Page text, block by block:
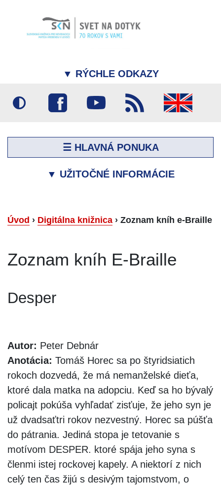
▼ RÝCHLE ODKAZY
☰ HLAVNÁ PONUKA
▼ UŽITOČNÉ INFORMÁCIE
Úvod › Digitálna knižnica › Zoznam kníh e-Braille
Zoznam kníh E-Braille
Desper
Autor: Peter Debnár
Anotácia: Tomáš Horec sa po štyridsiatich
rokoch dozvedá, že má nemanželské dieťa,
ktoré dala matka na adopciu. Keď sa ho bývalý
policajt pokúša vyhľadať zisťuje, že jeho syn je
už dvadsaťtri rokov nezvestný. Horec sa púšťa
do pátrania. Jediná stopa je tetovanie s
motívom DESPER. ktoré spája jeho syna s
členmi istej rockovej kapely. A niektorí z nich
celý ten čas žijú s desivým tajomstvom, o